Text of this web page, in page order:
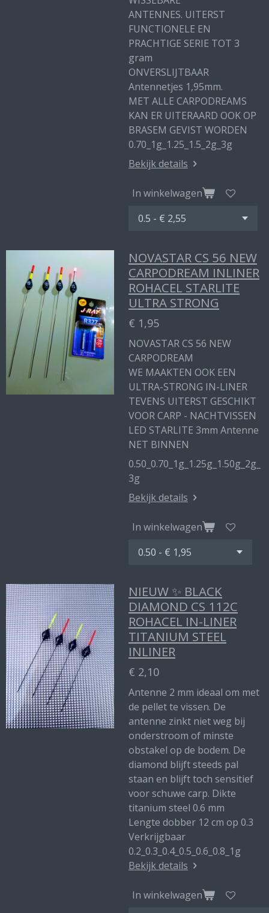
ANTENNES. UITERST
FUNCTIONELE EN
PRACHTIGE SERIE TOT 3
gram
ONVERSLIJTBAAR
Antennetjes 1,95mm.
MET ALLE CARPODREAMS
KAN ER UITERAARD OOK OP
BRASEM GEVIST WORDEN
0.70_1g_1.25_1.5_2g_3g
Bekijk details
In winkelwagen
NOVASTAR CS 56 NEW
CARPODREAM INLINER
ROHACEL STARLITE
ULTRA STRONG
€ 1,95
NOVASTAR CS 56 NEW
CARPODREAM
WE MAAKTEN OOK EEN
ULTRA-STRONG IN-LINER
TEVENS UITERST GESCHIKT
VOOR CARP - NACHTVISSEN
LED STARLITE 3mm Antenne
NET BINNEN
0.50_0.70_1g_1.25g_1.50g_2g_
3g
Bekijk details
In winkelwagen
NIEUW ✨ BLACK
DIAMOND CS 112C
ROHACEL IN-LINER
TITANIUM STEEL
INLINER
€ 2,10
Antenne 2 mm ideaal om met
de pellet te vissen. De
antenne zinkt niet weg bij
onderstroom of minste
obstakel op de bodem. De
diamond blijft steeds pal
staan en blijft toch sensitief
voor schuwe carp. Dikte
titanium steel 0.6 mm
Lengte dobber 12 cm op 0.3
Verkrijgbaar
0.2_0.3_0.4_0.5_0.6_0.8_1g
Bekijk details
In winkelwagen